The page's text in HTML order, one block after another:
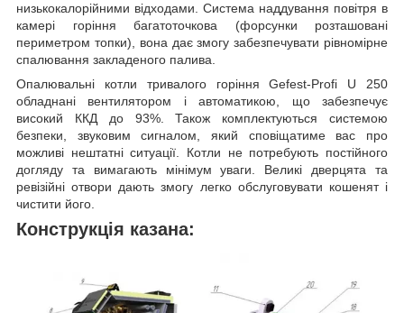
низькокалорійними відходами. Система наддування повітря в
камері горіння багатоточкова (форсунки розташовані
периметром топки), вона дає змогу забезпечувати рівномірне
спалювання закладеного палива.
Опалювальні котли тривалого горіння Gefest-Profi U 250
обладнані вентилятором і автоматикою, що забезпечує
високий ККД до 93%. Також комплектуються системою
безпеки, звуковим сигналом, який сповіщатиме вас про
можливі нештатні ситуації. Котли не потребують постійного
догляду та вимагають мінімум уваги. Великі дверцята та
ревізійні отвори дають змогу легко обслуговувати кошенят і
чистити його.
Конструкція казана: